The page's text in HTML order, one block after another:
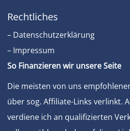
Rechtliches
– Datenschutzerklärung
– Impressum
So Finanzieren wir unsere Seite
Die meisten von uns
über sog. Affiliate-Links verlinkt.
verdiene ich an qualifizierten